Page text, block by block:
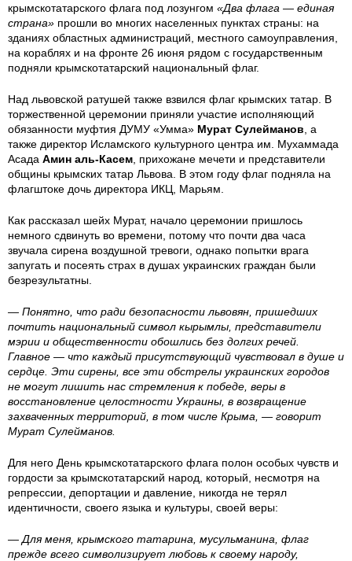
2
2
6
2
6
1
3
2
3
3
8
2
a
1
2
0
2
-
0
6
-
2
6
_
1
3
-
3
-
4
0
2
-
0
6
-
2
6
_
1
2
-
9
-
4
крымскотатарского флага под лозунгом «Два флага — единая
страна» прошли во многих населенных пунктах страны: на
зданиях областных администраций, местного самоуправления,
на кораблях и на фронте 26 июня рядом с государственным
подняли крымскотатарский национальный флаг.
Над львовской ратушей также взвился флаг крымских татар. В
торжественной церемонии приняли участие исполняющий
обязанности муфтия ДУМУ «Умма» Мурат Сулейманов , а
также директор Исламского культурного центра им. Мухаммада
Асада Амин аль-Касем , прихожане мечети и представители
общины крымских татар Львова. В этом году флаг подняла на
флагштоке дочь директора ИКЦ, Марьям.
Как рассказал шейх Мурат, начало церемонии пришлось
немного сдвинуть во времени, потому что почти два часа
звучала сирена воздушной тревоги, однако попытки врага
запугать и посеять страх в душах украинских граждан были
безрезультатны.
— Понятно, что ради безопасности львовян, пришедших
почтить национальный символ кырымлы, представители
мэрии и общественности обошлись без долгих речей.
Главное — что каждый присутствующий чувствовал в душе и
сердце. Эти сирены, все эти обстрелы украинских городов
не могут лишить нас стремления к победе, веры в
восстановление целостности Украины, в возвращение
захваченных территорий, в том числе Крыма, — говорит
Мурат Сулейманов.
Для него День крымскотатарского флага полон особых чувств и
гордости за крымскотатарский народ, который, несмотря на
репрессии, депортации и давление, никогда не терял
идентичности, своего языка и культуры, своей веры:
— Для меня, крымского татарина, мусульманина, флаг
прежде всего символизирует любовь к своему народу,